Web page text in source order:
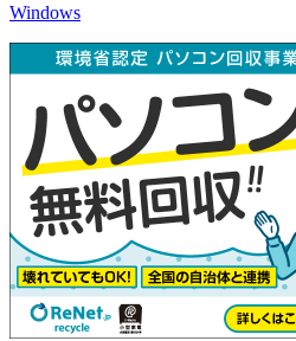
Windows